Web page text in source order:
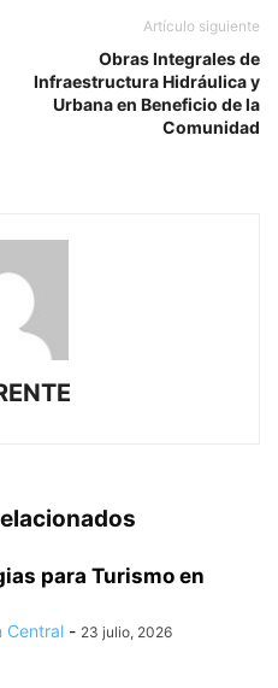
Artículo siguiente
Obras Integrales de
Infraestructura Hidráulica y
Urbana en Beneficio de la
Comunidad
para Turismo en
Central - 23 julio, 2026